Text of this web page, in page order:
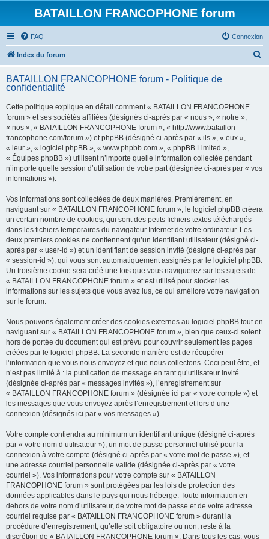
BATAILLON FRANCOPHONE forum
FAQ Connexion
Index du forum
h
BATAILLON FRANCOPHONE forum - Politique de
confidentialité
Cette politique explique en détail comment « BATAILLON FRANCOPHONE
forum » et ses sociétés affiliées (désignés ci-après par « nous », « notre »,
« nos », « BATAILLON FRANCOPHONE forum », « http://www.bataillon-
francophone.com/forum ») et phpBB (désigné ci-après par « ils », « eux »,
« leur », « logiciel phpBB », « www.phpbb.com », « phpBB Limited »,
« Équipes phpBB ») utilisent n’importe quelle information collectée pendant
n’importe quelle session d’utilisation de votre part (désignée ci-après par « vos
informations »).
Vos informations sont collectées de deux manières. Premièrement, en
naviguant sur « BATAILLON FRANCOPHONE forum », le logiciel phpBB créera
un certain nombre de cookies, qui sont des petits fichiers textes téléchargés
dans les fichiers temporaires du navigateur Internet de votre ordinateur. Les
deux premiers cookies ne contiennent qu’un identifiant utilisateur (désigné ci-
après par « user-id ») et un identifiant de session invité (désigné ci-après par
« session-id »), qui vous sont automatiquement assignés par le logiciel phpBB.
Un troisième cookie sera créé une fois que vous naviguerez sur les sujets de
« BATAILLON FRANCOPHONE forum » et est utilisé pour stocker les
informations sur les sujets que vous avez lus, ce qui améliore votre navigation
sur le forum.
Nous pouvons également créer des cookies externes au logiciel phpBB tout en
naviguant sur « BATAILLON FRANCOPHONE forum », bien que ceux-ci soient
hors de portée du document qui est prévu pour couvrir seulement les pages
créées par le logiciel phpBB. La seconde manière est de récupérer
l’information que vous nous envoyez et que nous collectons. Ceci peut être, et
n’est pas limité à : la publication de message en tant qu’utilisateur invité
(désignée ci-après par « messages invités »), l’enregistrement sur
« BATAILLON FRANCOPHONE forum » (désignée ici par « votre compte ») et
les messages que vous envoyez après l’enregistrement et lors d’une
connexion (désignés ici par « vos messages »).
Votre compte contiendra au minimum un identifiant unique (désigné ci-après
par « votre nom d’utilisateur »), un mot de passe personnel utilisé pour la
connexion à votre compte (désigné ci-après par « votre mot de passe »), et
une adresse courriel personnelle valide (désignée ci-après par « votre
courriel »). Vos informations pour votre compte sur « BATAILLON
FRANCOPHONE forum » sont protégées par les lois de protection des
données applicables dans le pays qui nous héberge. Toute information en-
dehors de votre nom d’utilisateur, de votre mot de passe et de votre adresse
courriel requise par « BATAILLON FRANCOPHONE forum » durant la
procédure d’enregistrement, qu’elle soit obligatoire ou non, reste à la
discrétion de « BATAILLON FRANCOPHONE forum ». Dans tous les cas, vous